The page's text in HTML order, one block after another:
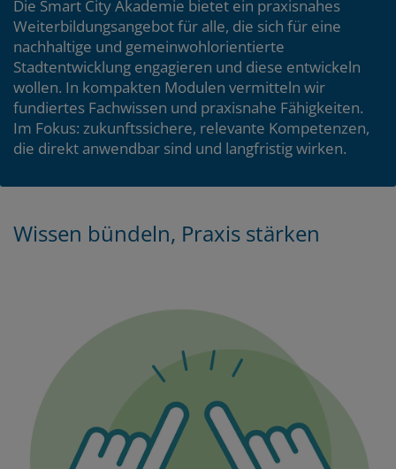
Die Smart City Akademie bietet ein praxisnahes
Weiterbildungsangebot für alle, die sich für eine
nachhaltige und gemeinwohlorientierte
Stadtentwicklung engagieren und diese entwickeln
wollen. In kompakten Modulen vermitteln wir
fundiertes Fachwissen und praxisnahe Fähigkeiten.
Im Fokus: zukunftssichere, relevante Kompetenzen,
die direkt anwendbar sind und langfristig wirken.
Zum
Zum
T
Wissen bündeln, Praxis stärken